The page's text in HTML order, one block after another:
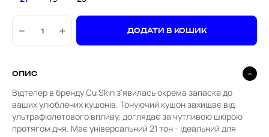
− + ДОДАТИ В КОШИК
ОПИС
Відтепер в бренду Cu Skin з'явилась окрема запаска до
ваших улюблених кушонів. Тонуючий кушон захищає від
ультрафіолетового впливу, доглядає за чутливою шкірою
протягом дня. Має універсальний 21 тон - ідеальний для